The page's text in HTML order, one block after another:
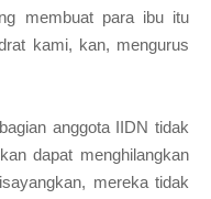
membuat para ibu itu
kami, kan, mengurus
anggota IIDN tidak
dapat menghilangkan
mereka tidak